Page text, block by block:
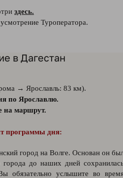
здесь.
Туроператора.
в Дагестан
→ Ярославль: 83 км).
по Ярославлю.
на маршрут.
программы дня:
город на Волге. Основан он
до наших дней
обязательно услышите во